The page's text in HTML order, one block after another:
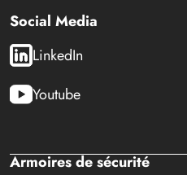
Social Media
LinkedIn
Youtube
Armoires de sécurité